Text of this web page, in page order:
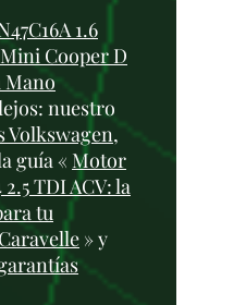
1.6
Cooper D
Mano
nuestro
Volkswagen,
guía « Motor
TDI ACV: la
tu
» y